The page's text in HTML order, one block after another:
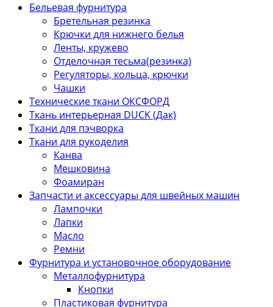
Бельевая фурнитура
Бретельная резинка
Крючки для нижнего белья
Ленты, кружево
Отделочная тесьма(резинка)
Регуляторы, кольца, крючки
Чашки
Технические ткани ОКСФОРД
Ткань интерьерная DUCK (Дак)
Ткани для пэчворка
Ткани для рукоделия
Канва
Мешковина
Фоамиран
Запчасти и аксессуары для швейных машин
Лампочки
Лапки
Масло
Ремни
Фурнитура и установочное оборудование
Металлофурнитура
Кнопки
Пластиковая фурнитура